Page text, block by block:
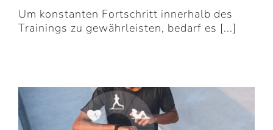
Um konstanten Fortschritt innerhalb des
Trainings zu gewährleisten, bedarf es [...]